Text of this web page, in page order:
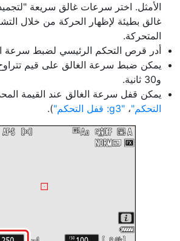
الأمثل. اختر سرعات غالق سريعة
غالق بطيئة لإظهار الحركة من خلال
المتحركة.
أدر قرص التحكم الرئيسي لضبط سرعة
يمكن ضبط سرعة الغالق على قيم
و30 ثانية.
يمكن قفل سرعة الغالق عند القيمة
التحكم ، g3: قفل التحكم ).